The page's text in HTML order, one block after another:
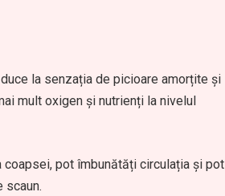
la senzația de picioare amorțite și
mult oxigen și nutrienți la nivelul
coapsei, pot îmbunătăți circulația și pot
scaun.